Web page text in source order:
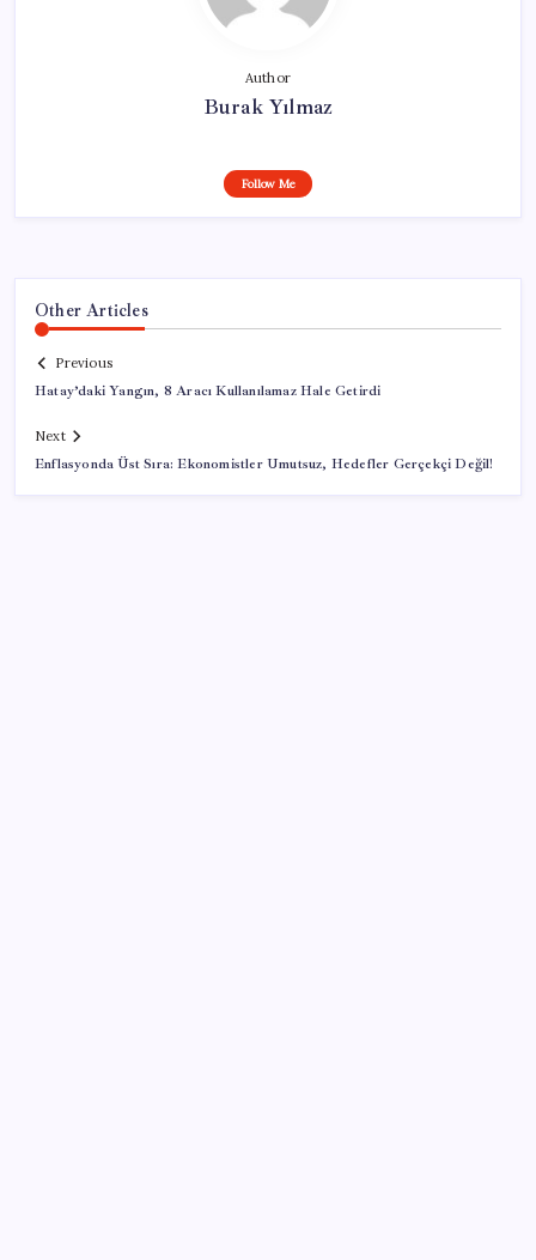
Author
Burak Yılmaz
Follow Me
Other Articles
Previous
Hatay’daki Yangın, 8 Aracı Kullanılamaz Hale Getirdi
Next
Enflasyonda Üst Sıra: Ekonomistler Umutsuz, Hedefler Gerçekçi Değil!